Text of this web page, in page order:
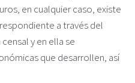
en cualquier caso, existe
a través del
y en ella se
que desarrollen, así